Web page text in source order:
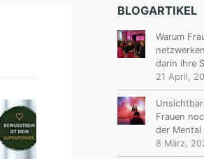
BLOGARTIKEL
Warum
darin ihre
21 April,
Frauen
der Mental
8 März,